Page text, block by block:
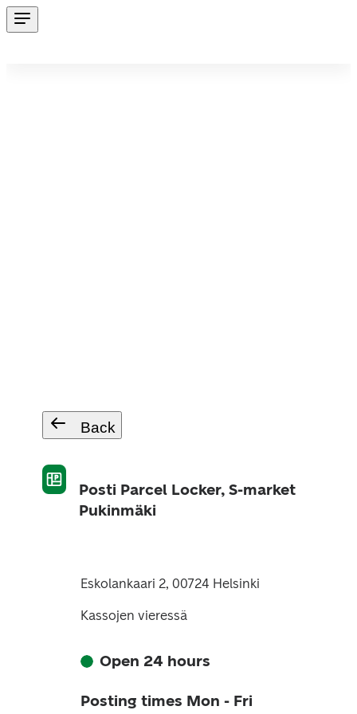
Back
Posti Parcel Locker, S-market
Pukinmäki
Eskolankaari 2, 00724 Helsinki
Kassojen vieressä
Open 24 hours
Posting times Mon - Fri